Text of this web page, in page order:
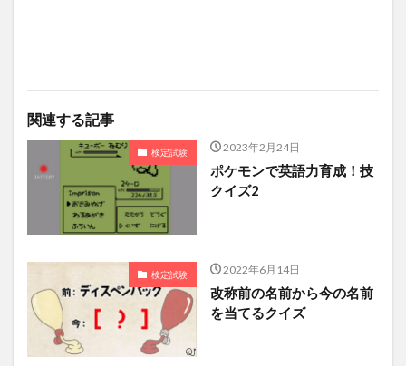
関連する記事
検定試験 2023年2月24日
ポケモンで英語力育成！技
クイズ2
検定試験 2022年6月14日
改称前の名前から今の名前
を当てるクイズ